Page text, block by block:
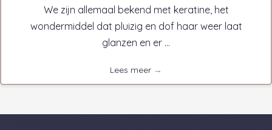
We zijn allemaal bekend met keratine, het
wondermiddel dat pluizig en dof haar weer laat
glanzen en er ...
Lees meer →